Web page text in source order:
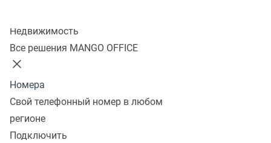
Недвижимость
Все решения MANGO OFFICE
Номера
Свой телефонный номер в любом
регионе
Подключить
чтобы связаться с ней
покупателей ожидают от компании, что она будет
на связи 24/7